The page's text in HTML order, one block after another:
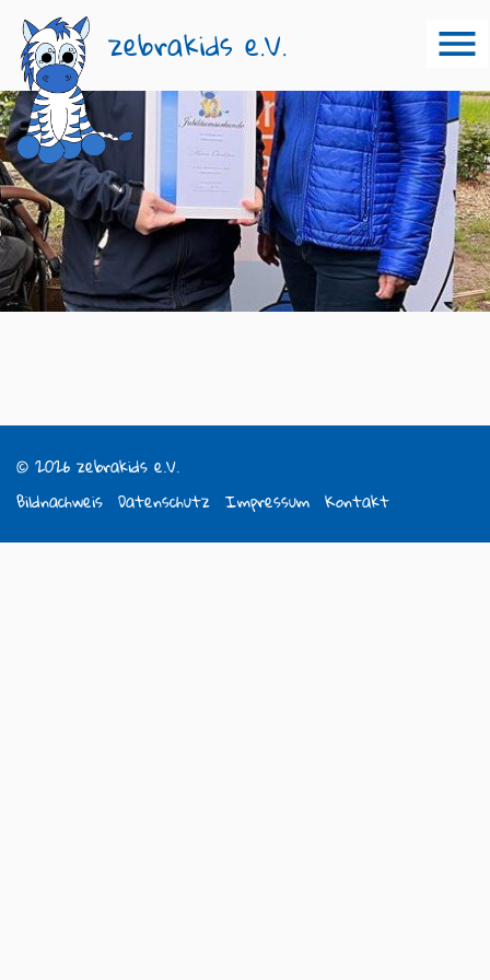
zebrakids e.V.
© 2026 zebrakids e.V.
Bildnachweis Datenschutz Impressum Kontakt